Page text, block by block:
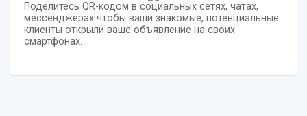
Поделитесь QR-кодом в социальных сетях, чатах,
мессенджерах чтобы ваши знакомые, потенциальные
клиенты открыли ваше объявление на своих
смартфонах.